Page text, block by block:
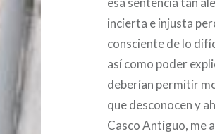
incierta e injusta
consciente de lo
así como poder
deberían permitir
que desconocen y
Casco Antiguo, me